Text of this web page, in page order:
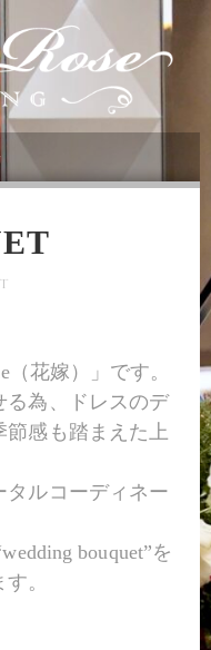
花嫁）」です。
る為、ドレスのデ
節感も踏まえた上
タルコーディネー
bouquet”を
。